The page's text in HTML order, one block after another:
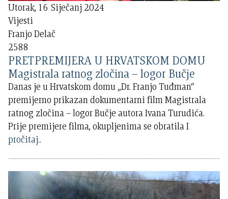
Utorak, 16 Siječanj 2024
Vijesti
Franjo Delač
2588
PRETPREMIJERA U HRVATSKOM DOMU
Magistrala ratnog zločina – logor Bučje
Danas je u Hrvatskom domu „Dr. Franjo Tuđman“
premijerno prikazan dokumentarni film Magistrala
ratnog zločina – logor Bučje autora Ivana Turudića.
Prije premijere filma, okupljenima se obratila I
pročitaj..